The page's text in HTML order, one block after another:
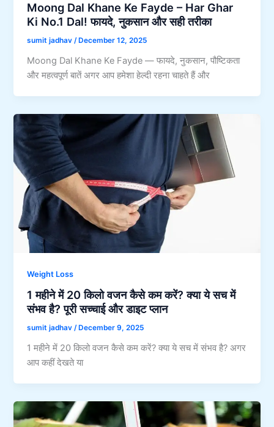
Moong Dal Khane Ke Fayde – Har Ghar
Ki No.1 Dal! फायदे, नुकसान और सही तरीका
sumit jadhav/ December 12, 2025
Moong Dal Khane Ke Fayde — फायदे, नुकसान, पौष्टिकता
और महत्वपूर्ण बातें अगर आप हमेशा हेल्दी रहना चाहते हैं और
Weight Loss
1 महीने में 20 किलो वजन कैसे कम करें? क्या ये सच में
संभव है? पूरी सच्चाई और डाइट प्लान
sumit jadhav/ December 9, 2025
1 महीने में 20 किलो वजन कैसे कम करें? क्या ये सच में संभव है? अगर
आप कहीं देखते या